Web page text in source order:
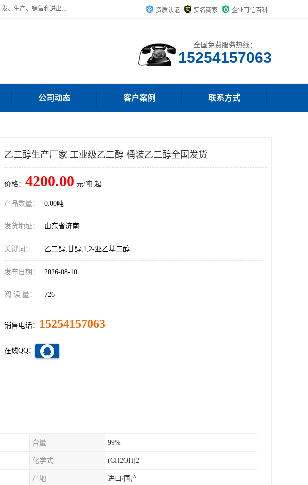
济南汇丰达化工有限公司是一家民营股份制精细化工企业，主要从事化工溶剂、药用辅料、合成中间体等深加工产品的研制开发、生产、销售和进出口贸易。主营产品：环氧丙烷，十二烷基苯，甲基磺酸，磺酸，DMF，DMAC，甘油，苯甲醇，乙酰氯，甲基丙烯酸，甲基丙烯酸甲酯，叔丁醇，异辛酸，二乙烯三胺，一乙，二乙‎，三乙醇胺，原乙酸三甲酯等化工产品及中间体。欢迎各界朋友洽谈咨询业务。 资质认证 实名商家 企业可信百科
全国免费服务热线：
15254157063
公司动态 客户案例 联系方式
乙二醇生产厂家 工业级乙二醇 桶装乙二醇全国发货
价格： 4200.00 元/吨 起
产品数量： 0.00吨
发货地址： 山东省济南
关键词： 乙二醇,甘醇,1,2-亚乙基二醇
发布日期： 2026-08-10
阅 读 量： 726
销售电话： 15254157063
在线QQ：
含量 99%
化学式 (CH2OH)2
产地 进口/国产